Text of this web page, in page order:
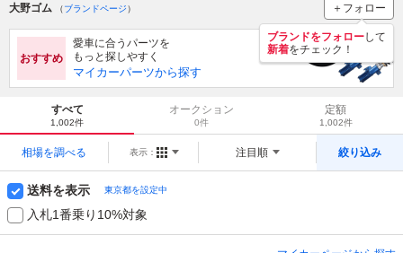
大野ゴム （ブランドページ） ＋フォロー
ブランドをフォローして
新着をチェック！
おすすめ
愛車に合うパーツを
もっと探しやすく
マイカーパーツから探す
すべて
1,002件
オークション
0件
定額
1,002件
相場を調べる 表示： 注目順 絞り込み
送料を表示 東京都を設定中
入札1番乗り10%対象